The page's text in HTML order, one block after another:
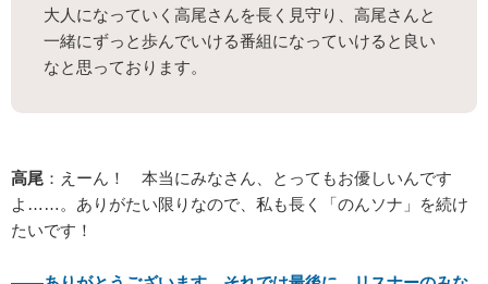
大人になっていく高尾さんを長く見守り、高尾さんと
一緒にずっと歩んでいける番組になっていけると良い
なと思っております。
高尾 ：えーん！ 本当にみなさん、とってもお優しいんです
よ……。ありがたい限りなので、私も長く「のんソナ」を続け
たいです！